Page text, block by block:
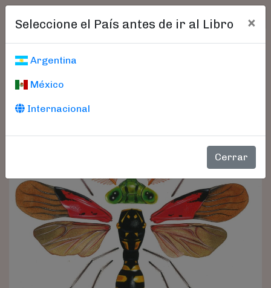
Seleccione el País antes de ir al Libro ×
Argentina
México
Internacional
Cerrar